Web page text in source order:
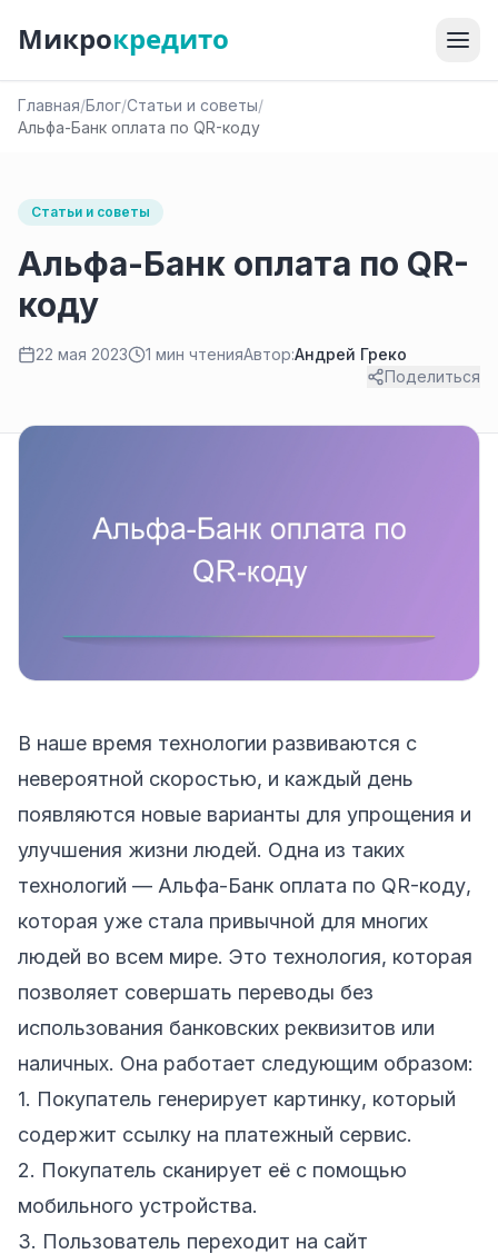
Микрокредито
Главная/Блог/Статьи и советы/
Альфа-Банк оплата по QR-коду
Статьи и советы
Альфа-Банк оплата по QR-
коду
22 мая 2023 1 мин чтенияАвтор:Андрей Греко
Поделиться
В наше время технологии развиваются с
невероятной скоростью, и каждый день
появляются новые варианты для упрощения и
улучшения жизни людей. Одна из таких
технологий — Альфа-Банк оплата по QR-коду,
которая уже стала привычной для многих
людей во всем мире. Это технология, которая
позволяет совершать переводы без
использования банковских реквизитов или
наличных. Она работает следующим образом:
1. Покупатель генерирует картинку, который
содержит ссылку на платежный сервис.
2. Покупатель сканирует её с помощью
мобильного устройства.
3. Пользователь переходит на сайт